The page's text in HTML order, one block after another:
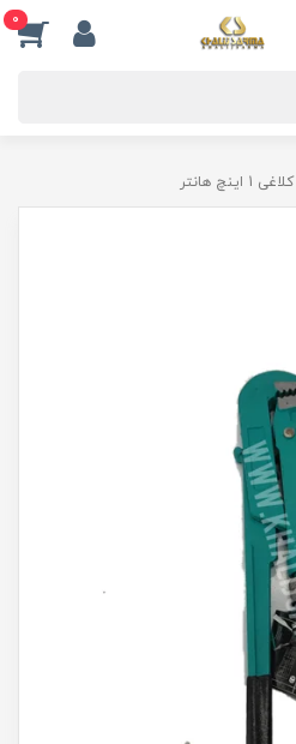
0
1 اینچ هانتر